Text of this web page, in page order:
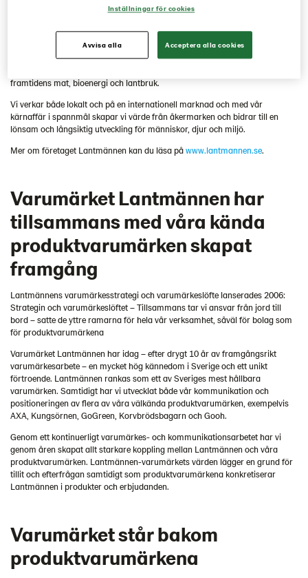
uppdraget att bidra till lönsamhet på gårdarna och optimera ägarnas
Lantmännen arbetar i hela värdekedjan från jord till bord med
marknadsledande verksamheter inom förädlingsindustrin, ett långsiktigt
framtidens mat, bioenergi och lantbruk.
Vi verkar både lokalt och på en internationell marknad och med vår
kärnaffär i spannmål skapar vi värde från åkermarken och bidrar till en
lönsam och långsiktig utveckling för människor, djur och miljö.
Mer om företaget Lantmännen kan du läsa påwww.lantmannen.se.
Varumärket Lantmännen har
tillsammans med våra kända
produktvarumärken skapat
framgång
Lantmännens varumärkesstrategi och varumärkeslöfte lanserades 2006:
Strategin och varumärkeslöftet − Tillsammans tar vi ansvar från jord till
bord − satte de yttre ramarna för hela vår verksamhet, såväl för bolag som
för produktvarumärkena
Varumärket Lantmännen har idag − efter drygt 10 år av framgångsrikt
varumärkesarbete − en mycket hög kännedom i Sverige och ett unikt
förtroende. Lantmännen rankas som ett av Sveriges mest hållbara
varumärken. Samtidigt har vi utvecklat både vår kommunikation och
positioneringen av flera av våra välkända produktvarumärken, exempelvis
AXA, Kungsörnen, GoGreen, Korvbrödsbagarn och Gooh.
Genom ett kontinuerligt varumärkes- och kommunikationsarbetet har vi
genom åren skapat allt starkare koppling mellan Lantmännen och våra
produktvarumärken. Lantmännen-varumärkets värden lägger en grund för
tillit och efterfrågan samtidigt som produktvarumärkena konkretiserar
Lantmännen i produkter och erbjudanden.
Varumärket står bakom
produktvarumärkena
Inställningar för cookies
Avvisa alla Acceptera alla cookies